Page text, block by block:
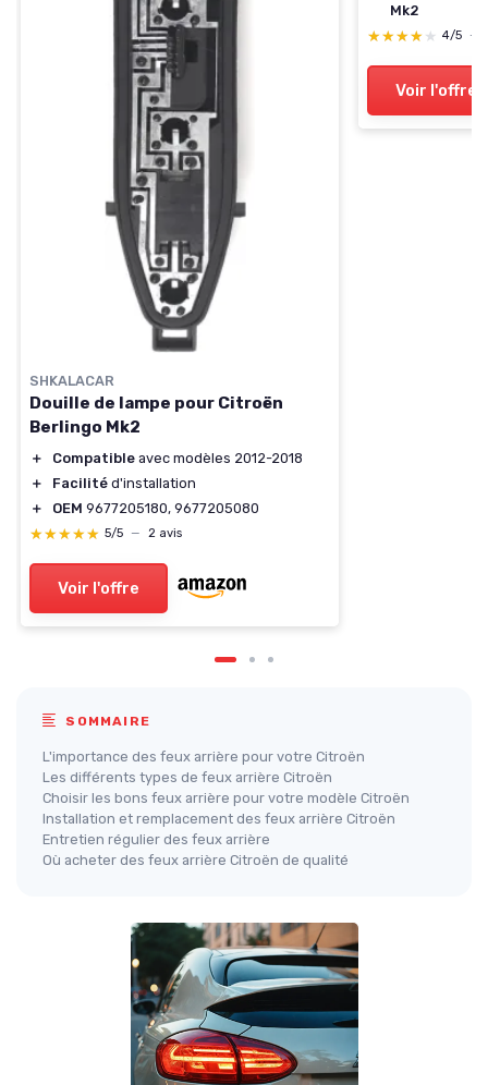
SHKALACAR
Douille de lampe pour Citroën
Berlingo Mk2
＋ Compatible avec modèles 2012-2018
＋
Facilité d'installation
＋
OEM 9677205180, 9677205080
★★★★★
★★★★★ 5/5 — 2 avis
Voir l'offre
Mk2
★★★★★
★★★★★ 4/5 —
Voir l'offre
SOMMAIRE
L'importance des feux arrière pour votre Citroën
Les différents types de feux arrière Citroën
Choisir les bons feux arrière pour votre modèle Citroën
Installation et remplacement des feux arrière Citroën
Entretien régulier des feux arrière
Où acheter des feux arrière Citroën de qualité